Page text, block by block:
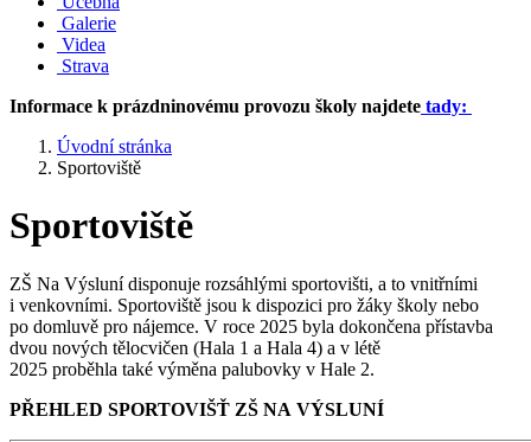
Galerie
Videa
Strava
Informace k prázdninovému provozu školy najdete tady:
Úvodní stránka
Sportoviště
Sportoviště
ZŠ Na Výsluní disponuje rozsáhlými sportovišti, a to vnitřními
i venkovními. Sportoviště jsou k dispozici pro žáky školy nebo
po domluvě pro nájemce. V roce 2025 byla dokončena přístavba
dvou nových tělocvičen (Hala 1 a Hala 4) a v létě
2025 proběhla také výměna palubovky v Hale 2.
PŘEHLED SPORTOVIŠŤ ZŠ NA VÝSLUNÍ